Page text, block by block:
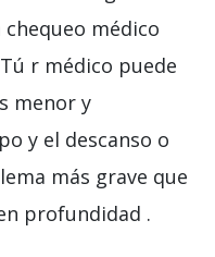
médico
r médico puede
menor y
y el descanso o
más grave que
profundidad .